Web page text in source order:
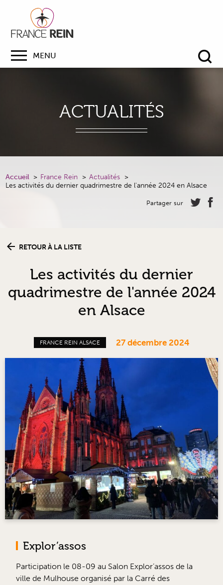
MENU
ACTUALITÉS
Accueil France Rein
Actualités
Les activités du dernier quadrimestre de l'année 2024 en Alsace
Partager sur
RETOUR À LA LISTE
Les activités du dernier
quadrimestre de l'année 2024
en Alsace
FRANCE REIN ALSACE 27 décembre 2024
Explor’assos
Participation le 08-09 au Salon Explor’assos de la
ville de Mulhouse organisé par la Carré des